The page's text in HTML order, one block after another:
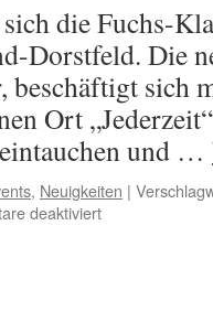
die Fuchs-
Dorstfeld. Die
beschäftigt sich
Ort
und …
, Neuigkeiten |
deaktiviertfür